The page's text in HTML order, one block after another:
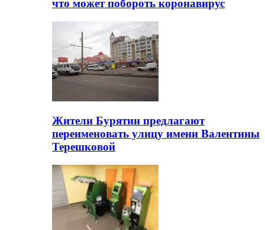
что может побороть коронавирус
Жители Бурятии предлагают
переименовать улицу имени Валентины
Терешковой